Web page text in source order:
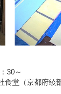
30～
（京都府綾部